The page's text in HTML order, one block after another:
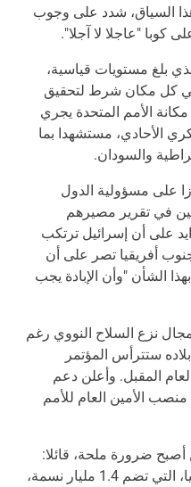
السياق، شدد على وجوب
كوبا "عاجلا لا آجلا".
بلغ مستويات قياسية،
كل مكان شرط لتحقيق
الأمم المتحدة يجري
الأحادي، مستشهدا بما
والسودان.
على مسؤولية الدول
في تقرير مصيرهم
على أن إسرائيل ترتكب
أفريقيا تصر على أن
الشأن "وأن الإبادة يجب
نزع السلاح النووي رغم
ستترأس المؤتمر
المقبل. وأعلن دعم
الأمين العام للأمم
ضرورة ملحة، قائلا:
"من غير المقبول أن تُستبعد أفريقيا، التي تضم 1.4 مليار نسمة،